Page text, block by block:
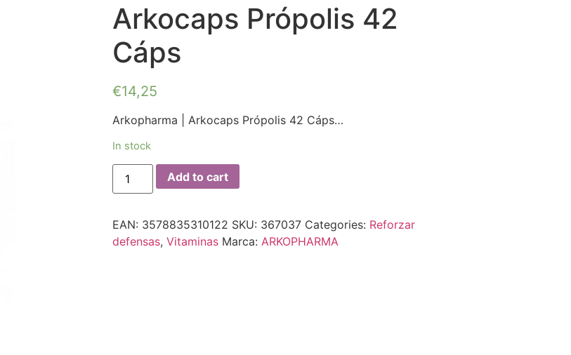
Arkocaps Própolis 42
Cáps
€14,25
Arkopharma | Arkocaps Própolis 42 Cáps…
In stock
Add to cart
EAN: 3578835310122 SKU: 367037 Categories: Reforzar
defensas,Vitaminas Marca: ARKOPHARMA